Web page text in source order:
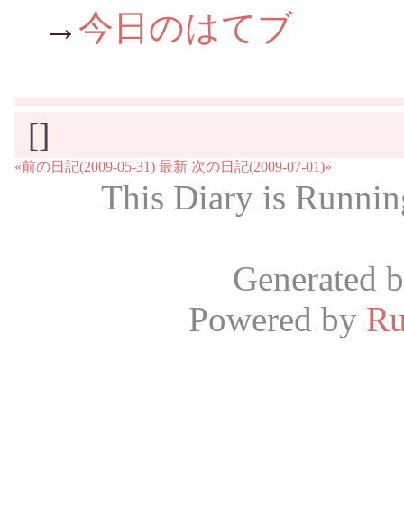
→ 今日のはてブ
[]
«前の日記(2009-05-31) 最新 次の日記(2009-07-01)»
This Diary is
Generated
Powered by